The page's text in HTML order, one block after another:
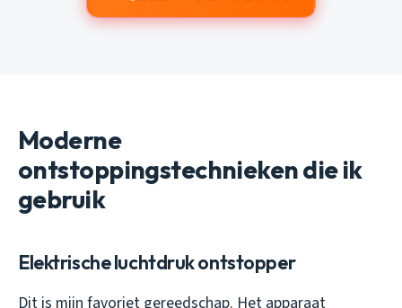
Moderne
ontstoppingstechnieken die ik
gebruik
Elektrische luchtdruk ontstopper
Dit is mijn favoriet gereedschap. Het apparaat